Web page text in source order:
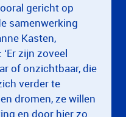
gericht op
samenwerking
Kasten,
zijn zoveel
of onzichtbaar, die
verder te
dromen, ze willen
en door hier zo